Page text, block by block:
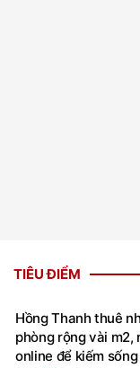
TIÊU ĐIỂM
Hồng Thanh thuê
phòng rộng vài m2,
online để kiếm sống